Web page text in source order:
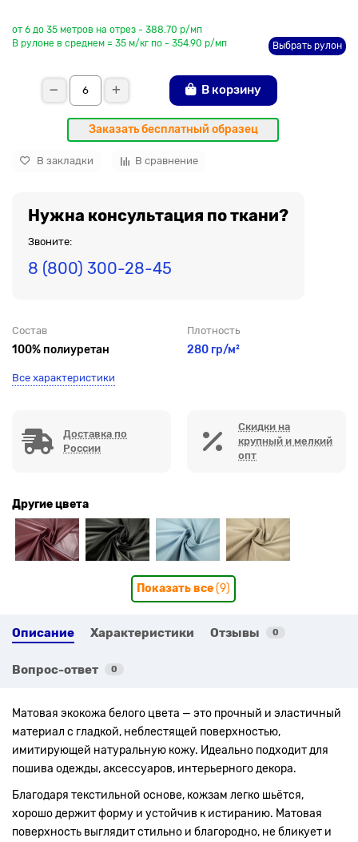
от 6 до 35 метров на отрез - 388.70 р/мп
В рулоне в среднем = 35 м/кг по - 354.90 р/мп
Выбрать рулон
В корзину
Заказать бесплатный образец
В закладки В сравнение
Нужна консультация по ткани?
Звоните:
8 (800) 300-28-45
Состав
100% полиуретан
Плотность
280 гр/м²
Все характеристики
Доставка по
России
Скидки на
крупный и мелкий
опт
Другие цвета
Показать все(9)
Описание Характеристики Отзывы 0
Вопрос-ответ 0
Матовая экокожа белого цвета — это прочный и эластичный
материал с гладкой, неблестящей поверхностью,
имитирующей натуральную кожу. Идеально подходит для
пошива одежды, аксессуаров, интерьерного декора.
Благодаря текстильной основе, кожзам легко шьётся,
хорошо держит форму и устойчив к истиранию. Матовая
поверхность выглядит стильно и благородно, не бликует и